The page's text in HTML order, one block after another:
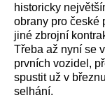
historicky
obrany pro české
jiné zbrojní
Třeba až nyní se
prvních vozidel,
spustit už v
selhání.